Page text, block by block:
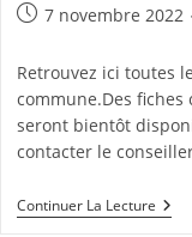
Publication
7 novembre 2022
Retrouvez ici toutes
commune.Des
seront bientôt
contacter le
Continuer La LectureLes